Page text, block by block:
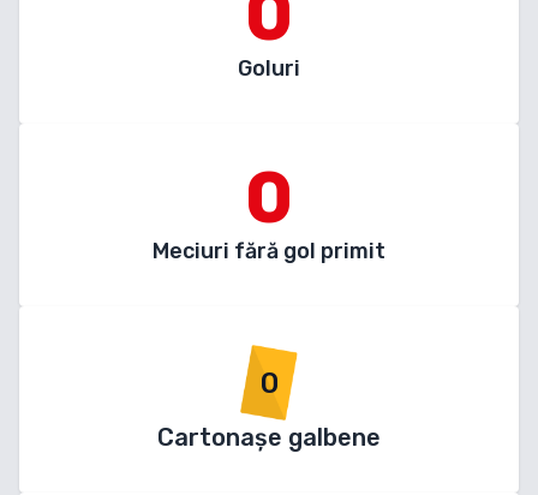
Goluri
0
Meciuri fără gol primit
0
Cartonașe galbene